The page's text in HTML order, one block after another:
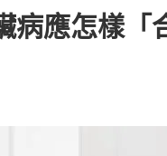
病應怎樣「